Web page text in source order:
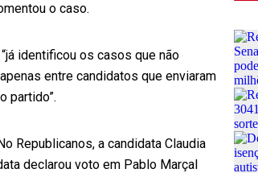
o caso.
identificou os casos que não
entre candidatos que enviaram
partido”.
Republicanos, a candidata Claudia
declarou voto em Pablo Marçal